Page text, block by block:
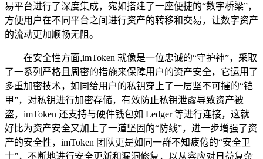
易平台进行了深度集成，宛如搭建了一座便捷的“数字桥梁”，
方便用户在不同平台之间进行资产的转移和交易，让数字资产
的流动更加顺畅无阻。
在安全性方面,imToken 就像是一位忠诚的“守护神”，采取
了一系列严格且周密的措施来保障用户的资产安全，它运用了
多重加密技术，如同给用户的私钥穿上了一层坚不可摧的“铠
甲”，对私钥进行加密存储，有效防止私钥泄露导致资产被
盗，imToken 还支持与硬件钱包如 Ledger 等进行连接，这就
好比为资产安全又加上了一道坚固的“防线”，进一步增强了资
产的安全性，imToken 团队更是如同一群不知疲倦的“安全卫
士”，不断地进行安全更新和漏洞修复，以从容应对日益复杂